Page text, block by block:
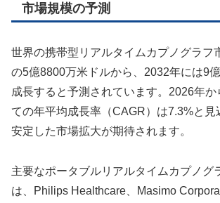
市場規模の予測
世界の携帯型リアルタイムカプノグラフ
の5億8800万米ドルから、2032年には9
成長すると予測されています。2026年
ての年平均成長率（CAGR）は7.3%と見
安定した市場拡大が期待されます。
主要なポータブルリアルタイムカプノグ
は、Philips Healthcare、Masimo